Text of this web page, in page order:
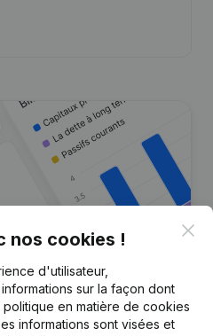
plus
cette entreprise
nos cookies !
d'utilisateur,
sur la façon dont
politique en matière de cookies
informations sont visées et